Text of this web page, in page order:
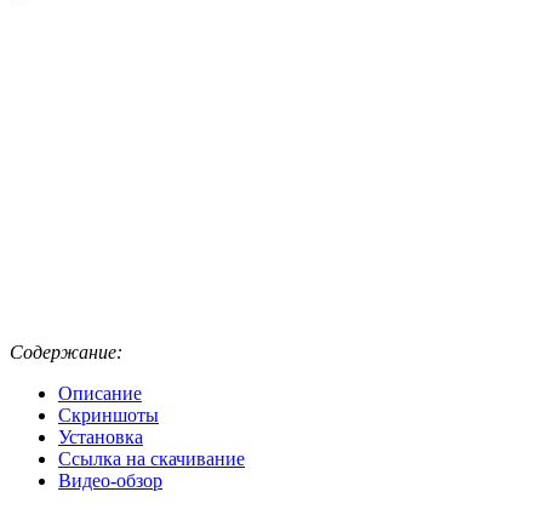
Содержание:
Описание
Скриншоты
Установка
Ссылка на скачивание
Видео-обзор